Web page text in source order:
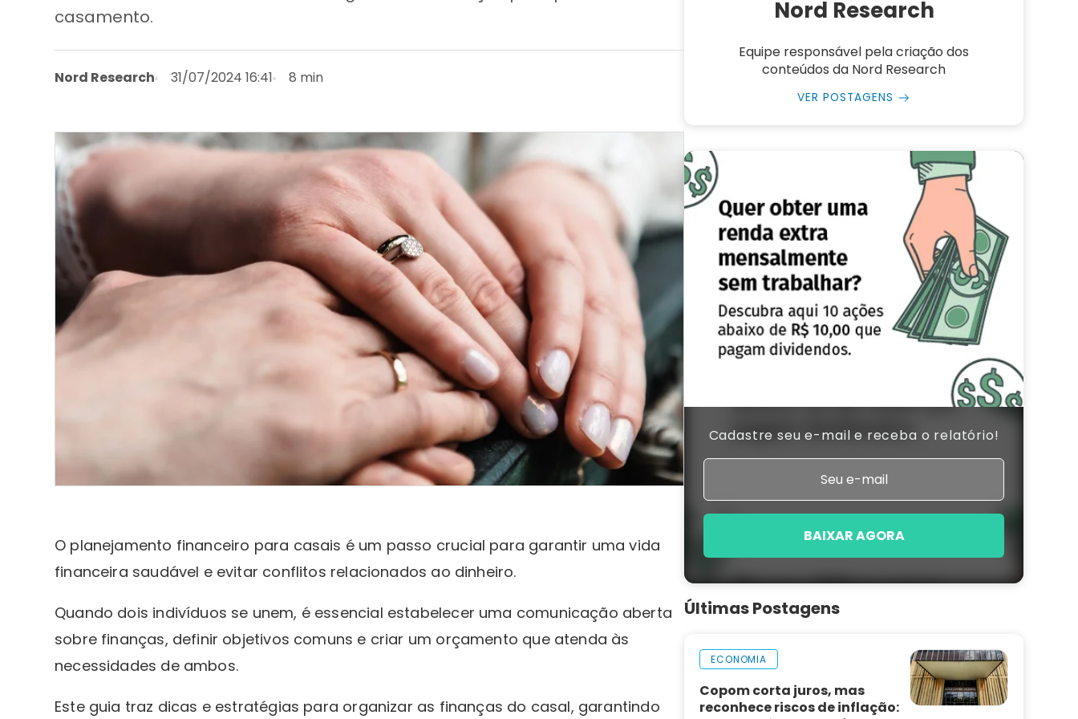
casamento.
Nord Research 31/07/2024 16:41 8 min
O planejamento financeiro para casais é um passo crucial para garantir uma vida
financeira saudável e evitar conflitos relacionados ao dinheiro.
Quando dois indivíduos se unem, é essencial estabelecer uma comunicação aberta
sobre finanças, definir objetivos comuns e criar um orçamento que atenda às
necessidades de ambos.
Este guia traz dicas e estratégias para organizar as finanças do casal, garantindo
Nord Research
Equipe responsável pela criação dos
conteúdos da Nord Research
VER POSTAGENS
Cadastre seu e-mail e receba o relatório!
BAIXAR AGORA
Últimas Postagens
ECONOMIA
Copom corta juros, mas
reconhece riscos de inflação: